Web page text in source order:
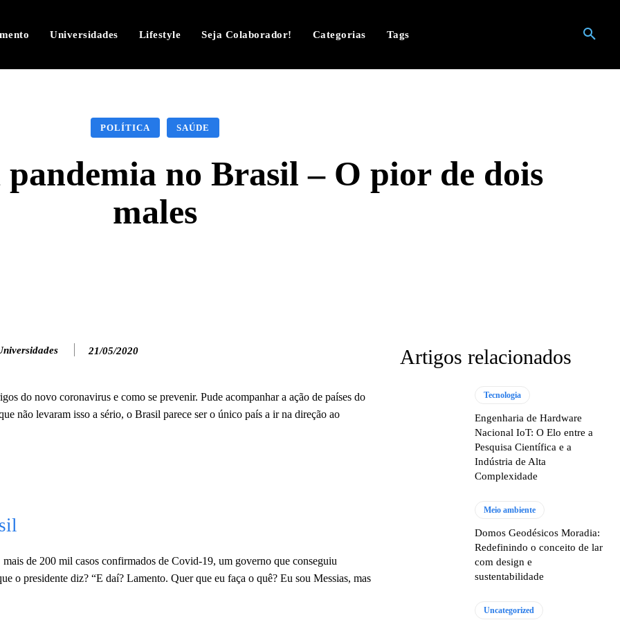
Universidades Lifestyle Seja Colaborador! Categorias Tags
POLÍTICA SAÚDE
no Brasil – O pior de dois
males
21/05/2020
do novo coronavirus e como se prevenir. Pude acompanhar a ação de países do
não levaram isso a sério, o Brasil parece ser o único país a ir na direção ao
de 200 mil casos confirmados de Covid-19, um governo que conseguiu
o presidente diz? “E daí? Lamento. Quer que eu faça o quê? Eu sou Messias, mas
Artigos relacionados
Tecnologia
Engenharia de Hardware
Nacional IoT: O Elo entre a
Pesquisa Científica e a
Indústria de Alta
Complexidade
Meio ambiente
Domos Geodésicos Moradia:
Redefinindo o conceito de lar
com design e
sustentabilidade
Uncategorized